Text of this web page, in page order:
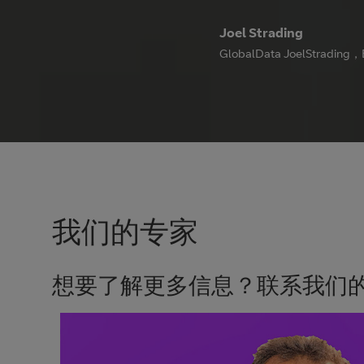
Joel Strading
GlobalData JoelStrading
我们的专家
想要了解更多信息？联系我们